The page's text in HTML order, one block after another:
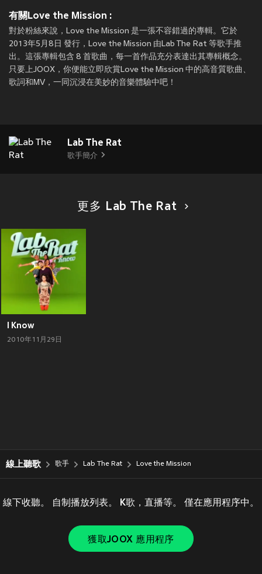
有關Love the Mission :
對於粉絲來說，Love the Mission 是一張不容錯過的專輯。它於
2013年5月8日 發行，Love the Mission 由Lab The Rat 等歌手推
出。這張專輯包含 8 首歌曲，每一首作品充分表達出其專輯概念。
只要上JOOX，你便能立即欣賞Love the Mission 中的高音質歌曲、
歌詞和MV，一同沉浸在美妙的音樂體驗中吧！
Lab The Rat
歌手簡介
更多 Lab The Rat
I Know
2010年11月29日
線上聽歌 歌手 Lab The Rat Love the Mission
線下收聽。 自制播放列表。 K歌，直播等。 僅在應用程序中。
獲取JOOX 應用程序